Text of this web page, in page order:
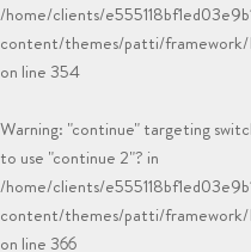
/home/clients/
content/themes/patti/framework/
on line354
Warning: "continue" targeting
to use "continue 2"? in
/home/clients/
content/themes/patti/framework/
on line366